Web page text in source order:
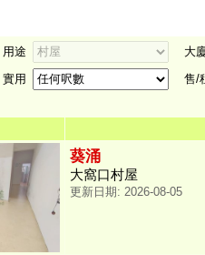
用途
大
實用 售/
葵涌
大窩口村屋
更新日期: 2026-08-05